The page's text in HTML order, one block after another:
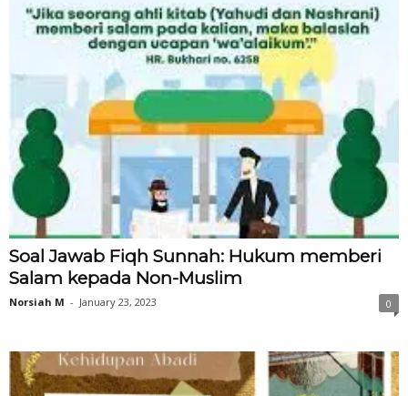
Soal Jawab Fiqh Sunnah: Hukum memberi
Salam kepada Non-Muslim
Norsiah M - January 23, 2023 0